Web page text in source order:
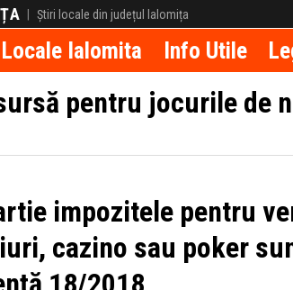
| Știri locale din județul Ialomița
Locale Ialomita Info Utile
pentru jocurile de
impozitele pentru
cazino sau poker